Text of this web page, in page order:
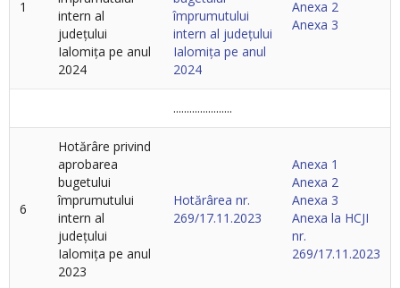
1
intern al
județului
Ialomița pe anul
2024
împrumutului
intern al județului
Ialomița pe anul
2024
Anexa 2
Anexa 3
......................
6
Hotărâre privind
aprobarea
bugetului
împrumutului
intern al
județului
Ialomița pe anul
2023
Hotărârea nr.
269/17.11.2023
Anexa 1
Anexa 2
Anexa 3
Anexa la HCJI
nr.
269/17.11.2023